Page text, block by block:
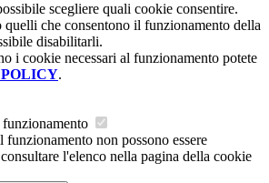
scegliere quali cookie consentire.
quelli che consentono il funzionamento della
disabilitarli.
i cookie necessari al funzionamento potete
.
funzionamento non possono essere
l'elenco nella pagina della cookie